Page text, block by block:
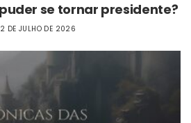
puder se tornar presidente?
DE JULHO DE 2026